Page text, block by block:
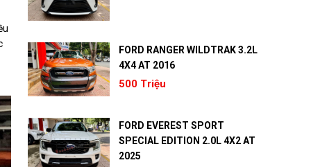
FORD RANGER WILDTRAK 3.2L
4X4 AT 2016
500 Triệu
FORD EVEREST SPORT
SPECIAL EDITION 2.0L 4X2 AT
2025